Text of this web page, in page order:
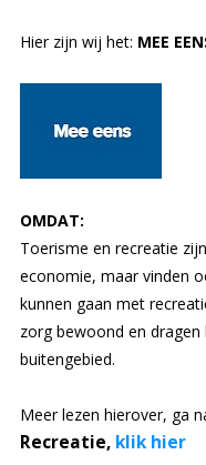
Hier zijn wij het: MEE
OMDAT:
Toerisme en recreatie
economie, maar vinden
kunnen gaan met
zorg bewoond en
buitengebied.
Meer lezen hierover, ga
Recreatie, klik hier